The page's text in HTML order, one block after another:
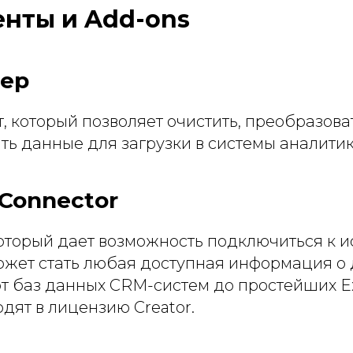
и Add-ons
который позволяет очистить,
данные для загрузки в системы
дает возможность подключиться к
стать любая доступная информация о
баз данных CRM-систем до простейших
в лицензию Creator.